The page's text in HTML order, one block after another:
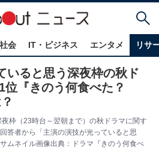
社会 IT・ビジネス エンタメ リサ
いると思う深夜枠の秋ド
位『きのう何食べた？
枠（23時台～翌朝まで）の秋ドラマに関す
答者から「主演の演技が光っていると思
ムネイル画像出典：ドラマ『きのう何食べ